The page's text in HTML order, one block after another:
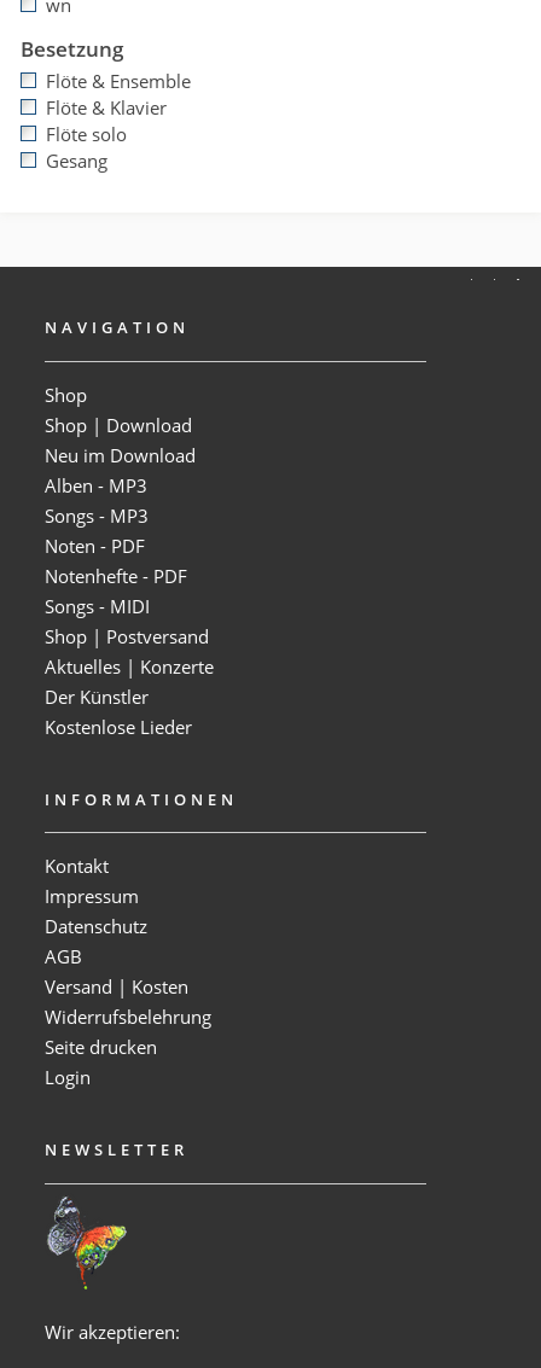
wn
Besetzung
Flöte & Ensemble
Flöte & Klavier
Flöte solo
Gesang
NAVIGATION
Shop
Shop | Download
Neu im Download
Alben - MP3
Songs - MP3
Noten - PDF
Notenhefte - PDF
Songs - MIDI
Shop | Postversand
Aktuelles | Konzerte
Der Künstler
Kostenlose Lieder
INFORMATIONEN
Kontakt
Impressum
Datenschutz
AGB
Versand | Kosten
Widerrufsbelehrung
Seite drucken
Login
NEWSLETTER
Wir akzeptieren: